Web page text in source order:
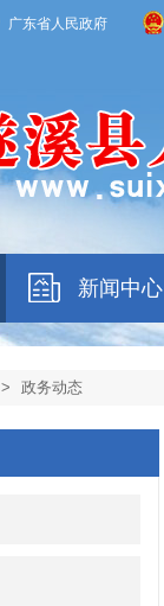
广东省人民政府
新闻中心
> 政务动态